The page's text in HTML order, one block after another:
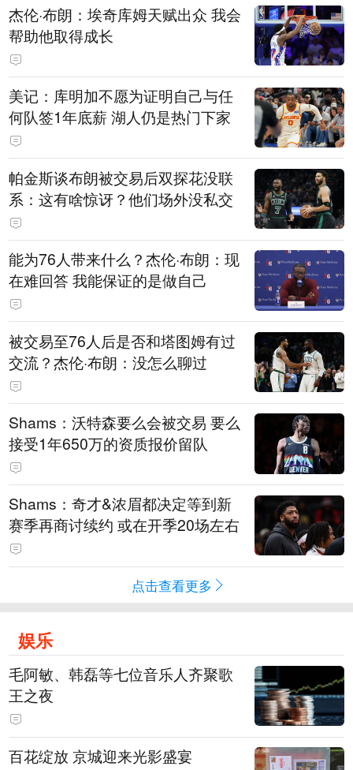
杰伦·布朗：埃奇库姆天赋出众 我会
帮助他取得成长
美记：库明加不愿为证明自己与任
何队签1年底薪 湖人仍是热门下家
帕金斯谈布朗被交易后双探花没联
系：这有啥惊讶？他们场外没私交
能为76人带来什么？杰伦·布朗：现
在难回答 我能保证的是做自己
被交易至76人后是否和塔图姆有过
交流？杰伦·布朗：没怎么聊过
Shams：沃特森要么会被交易 要么
接受1年650万的资质报价留队
Shams：奇才&浓眉都决定等到新
赛季再商讨续约 或在开季20场左右
点击查看更多
娱乐
毛阿敏、韩磊等七位音乐人齐聚歌
王之夜
百花绽放 京城迎来光影盛宴